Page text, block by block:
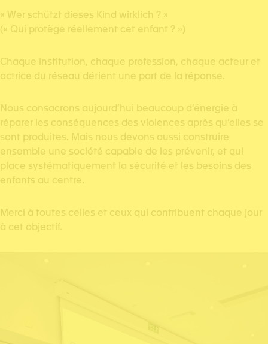
« Wer schützt dieses Kind wirklich ? »
(« Qui protège réellement cet enfant ? »)
Chaque institution, chaque profession, chaque acteur et
actrice du réseau détient une part de la réponse.
Nous consacrons aujourd’hui beaucoup d’énergie à
réparer les conséquences des violences après qu’elles se
sont produites. Mais nous devons aussi construire
ensemble une société capable de les prévenir, et qui
place systématiquement la sécurité et les besoins des
enfants au centre.
Merci à toutes celles et ceux qui contribuent chaque jour
à cet objectif.